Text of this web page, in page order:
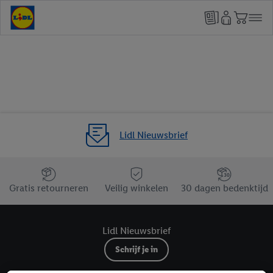
Lidl Nieuwsbrief
Jouw voordelen bij ons als Lidl webshop klant
Gratis retourneren
Veilig winkelen 30 dagen bedenktijd
Lidl Nieuwsbrief
Schrijf je in